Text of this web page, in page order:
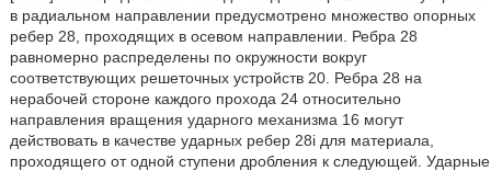
в радиальном направлении предусмотрено множество опорных
ребер 28, проходящих в осевом направлении. Ребра 28
равномерно распределены по окружности вокруг
соответствующих решеточных устройств 20. Ребра 28 на
нерабочей стороне каждого прохода 24 относительно
направления вращения ударного механизма 16 могут
действовать в качестве ударных ребер 28i для материала,
проходящего от одной ступени дробления к следующей. Ударные